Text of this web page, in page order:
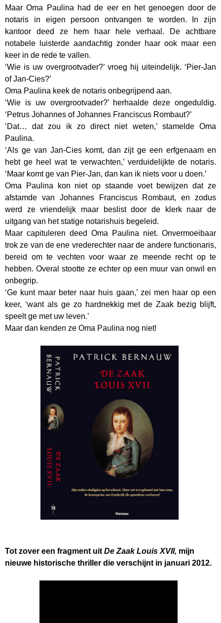
Maar Oma Paulina had de eer en het genoegen door de
notaris in eigen persoon ontvangen te worden. In zijn
kantoor deed ze hem haar hele verhaal. De achtbare
notabele luisterde aandachtig zonder haar ook maar een
keer in de rede te vallen.
‘Wie is uw overgrootvader?’ vroeg hij uiteindelijk. ‘Pier-Jan
of Jan-Cies?’
Oma Paulina keek de notaris onbegrijpend aan.
‘Wie is uw overgrootvader?’ herhaalde deze ongeduldig.
‘Petrus Johannes of Johannes Franciscus Rombaut?’
‘Dat… dat zou ik zo direct niet weten,’ stamelde Oma
Paulina.
‘Als ge van Jan-Cies komt, dan zijt ge een erfgenaam en
hebt ge heel wat te verwachten,’ verduidelijkte de notaris.
‘Maar komt ge van Pier-Jan, dan kan ik niets voor u doen.’
Oma Paulina kon niet op staande voet bewijzen dat ze
afstamde van Johannes Franciscus Rombaut, en zodus
werd ze vriendelijk maar beslist door de klerk naar de
uitgang van het statige notarishuis begeleid.
Maar capituleren deed Oma Paulina niet. Onvermoeibaar
trok ze van de ene vrederechter naar de andere functionaris,
bereid om te vechten voor waar ze meende recht op te
hebben. Overal stootte ze echter op een muur van onwil en
onbegrip.
‘Ge kunt maar beter naar huis gaan,’ zei men haar op een
keer, ‘want als ge zo hardnekkig met de Zaak bezig blijft,
speelt ge met uw leven.’
Maar dan kenden ze Oma Paulina nog niet!
Tot zover een fragment uit De Zaak Louis XVII, mijn
nieuwe historische thriller die verschijnt in januari 2012.